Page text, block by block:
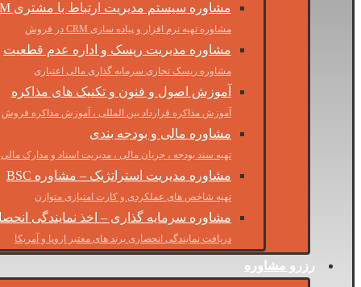
مشاوره سیستم مدیریت ارتباط با مشتری CRM
مشاوره تهیه نرم افزار و پیاده سازی CRM در فروش
مشاوره مدیریت ریسک و اداره عدم قطعیت
مشاوره ریسک تجاری سرمایه گذاری مالی اعتباری
آموزش اصول و فنون و تکنیک های مذاکره
آموزش مذاکره قرارداد بین المللی ، آموزش مذاکره فروش
مشاوره مالی و بودجه بندی
تهیه سند بودجه ، جریان مالی ، مدیریت اسناد و مدارک مالی
مشاوره مدیریت استراتژیک – مشاوره BSC
تهیه شاخص های عملکردی و کارت امتیازی متوازن
مشاوره سرمایه گذاری – اخذ نمایندگی
دریافت نمایندگی انحصاری برند های معتبر اروپا و آمریکا
رزرو مشاوره